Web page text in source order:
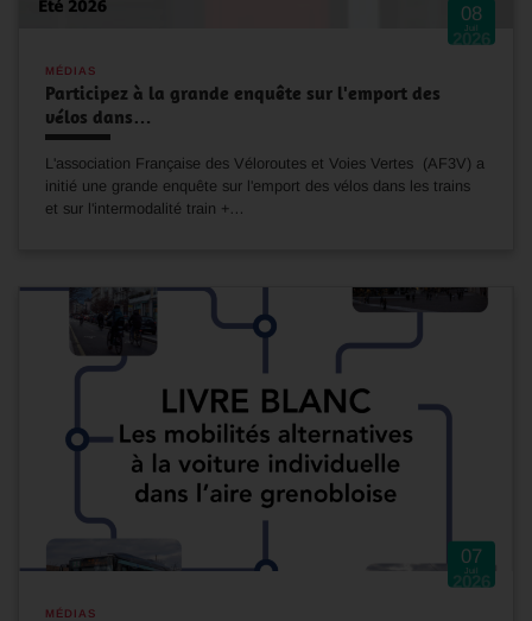
08
Juil
2026
MÉDIAS
Participez à la grande enquête sur l'emport des
vélos dans…
L'association Française des Véloroutes et Voies Vertes (AF3V) a
initié une grande enquête sur l'emport des vélos dans les trains
et sur l'intermodalité train +…
07
Juil
2026
MÉDIAS